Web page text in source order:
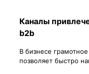
Каналы
b2b
В бизнесе
позволяет быстро